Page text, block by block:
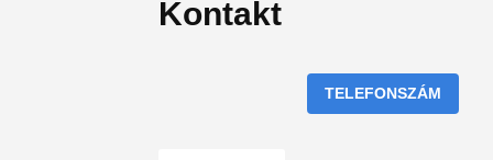
Kontakt
TELEFONSZÁM